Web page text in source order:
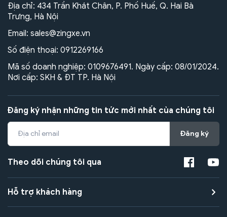
Địa chỉ: 434 Trần Khát Chân, P. Phố Huế, Q. Hai Bà
Trưng, Hà Nội
Email: sales@zingxe.vn
Số điện thoại: 0912269166
Mã số doanh nghiệp: 0109676491. Ngày cấp: 08/01/2024.
Nơi cấp: SKH & ĐT TP. Hà Nội
Đăng ký nhận những tin tức mới nhất của chúng tôi
Đăng ký
Theo dõi chúng tôi qua
Hỗ trợ khách hàng